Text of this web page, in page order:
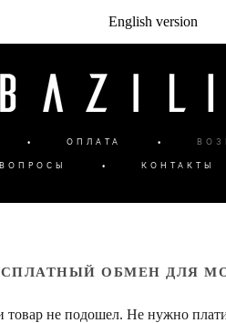
English version
• ОПЛАТА •
ВОПРОСЫ
• КОНТАКТЫ
ОБМЕН ДЛЯ
не подошел. Не нужно платить